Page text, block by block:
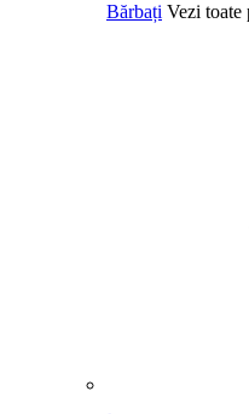
Bărbați Vezi toate